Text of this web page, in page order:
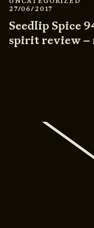
27/06/2017
Seedlip Spice
spirit review –